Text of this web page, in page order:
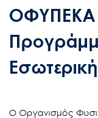
ΟΦΥΠΕΚΑ
Ο Οργανισμός